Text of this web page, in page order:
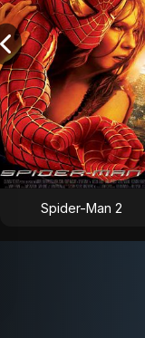
Spider-Man 2